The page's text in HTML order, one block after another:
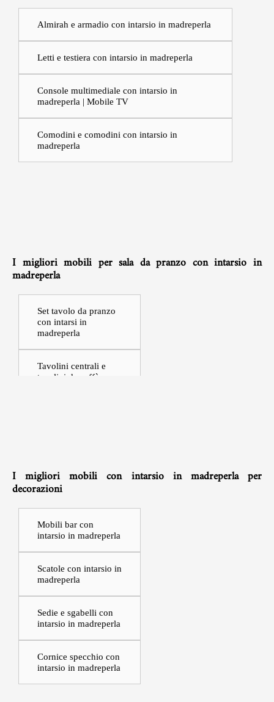
Almirah e armadio con intarsio in madreperla
Letti e testiera con intarsio in madreperla
Console multimediale con intarsio in
madreperla | Mobile TV
Comodini e comodini con intarsio in
madreperla
I migliori mobili per sala da pranzo con intarsio in
madreperla
Set tavolo da pranzo
con intarsi in
madreperla
Tavolini centrali e
tavolini da caffè con
in madreperla |
Scrivanie
Console multimediale
con intarsio in
madreperla | Mobile
TV
Cassettiera e
mobiletto con intarsi
in madreperla
Tavolini e tavolini
laterali con intarsio in
madreperla
I migliori mobili con intarsio in madreperla per
decorazioni
Mobili bar con
intarsio in madreperla
Scatole con intarsio in
madreperla
Sedie e sgabelli con
intarsio in madreperla
Cornice specchio con
intarsio in madreperla